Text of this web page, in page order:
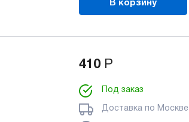
В корзину
410 Р
Под заказ
Доставка по Москве